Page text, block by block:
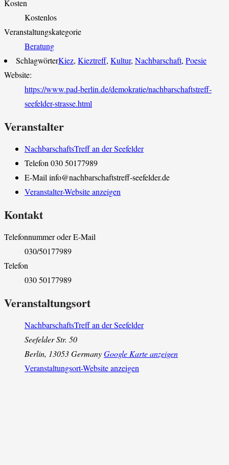
Kosten
Kostenlos
Veranstaltungskategorie
Beratung
SchlagwörterKiez, Kieztreff, Kultur, Nachbarschaft, Poesie
Website:
https://www.pad-berlin.de/demokratie/nachbarschaftstreff-
seefelder-strasse.html
Veranstalter
NachbarschaftsTreff an der Seefelder
Telefon 030 50177989
E-Mail info@nachbarschaftstreff-seefelder.de
Veranstalter-Website anzeigen
Kontakt
Telefonnummer oder E-Mail
030/50177989
Telefon
030 50177989
Veranstaltungsort
NachbarschaftsTreff an der Seefelder
Seefelder Str. 50
Berlin, 13053GermanyGoogle Karte anzeigen
Veranstaltungsort-Website anzeigen